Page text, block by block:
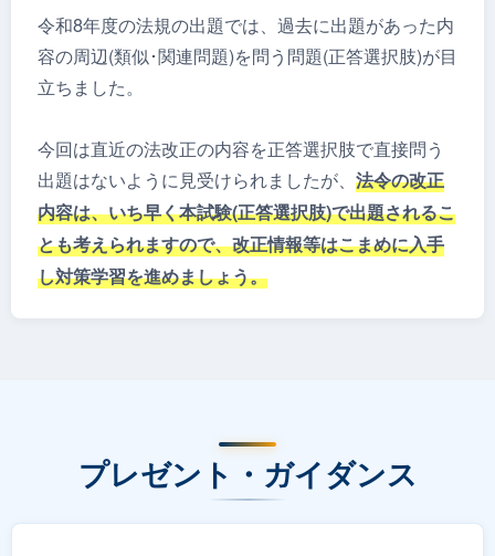
令和8年度の法規の出題では、過去に出題があった内
容の周辺(類似･関連問題)を問う問題(正答選択肢)が目
立ちました。
今回は直近の法改正の内容を正答選択肢で直接問う
出題はないように見受けられましたが、 法令の改正
内容は、いち早く本試験(正答選択肢)で出題されるこ
とも考えられますので、改正情報等はこまめに入手
し対策学習を進めましょう。
プレゼント・ガイダンス